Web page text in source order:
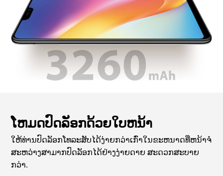
ໂຫມດປົດລັອກດ້ວຍໃບຫນ້າ
ໃຫ້ທ່ານປົດລັອກໂທລະສັບໄດ້ງ່າຍກວ່າເກົ່າໃນຂະຫນາດທີ່ຫນ້າຈໍ
ສະຫວ່າງສາມາກປົດລັອກໄດ້ຢ່າງງ່າຍດາຍ ສະດວກສະບາຍ
ກວ່າ.